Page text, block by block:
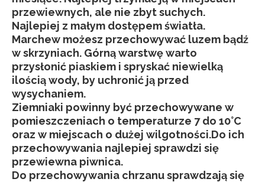
przewiewnych, ale nie zbyt suchych.
Najlepiej z małym dostępem światła.
Marchew możesz przechowywać luzem bądź
w skrzyniach. Górną warstwę warto
przysłonić piaskiem i spryskać niewielką
ilością wody, by uchronić ją przed
wysychaniem.
Ziemniaki powinny być przechowywane w
pomieszczeniach o temperaturze 7 do 10°C
oraz w miejscach o dużej wilgotności.Do ich
przechowywania najlepiej sprawdzi się
przewiewna piwnica.
Do przechowywania chrzanu sprawdzają się